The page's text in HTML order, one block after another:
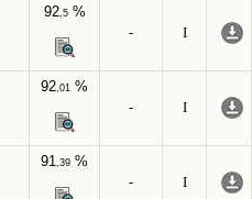
92,5%
-
I
92,01 %
-
I
91,39 %
-
I